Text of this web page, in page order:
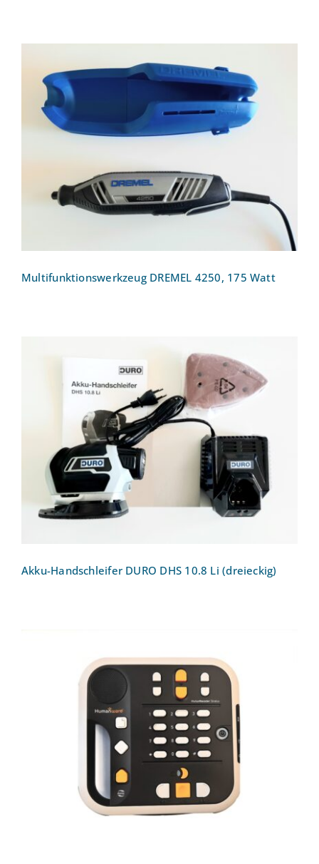
Multifunktionswerkzeug DREMEL 4250,
Multifunktionswerkzeug DREMEL 4250, 175 Watt
Akku-Handschleifer DURO DHS 10.8 Li
(dreieckig)
Akku-Handschleifer DURO DHS 10.8 Li (dreieckig)
Daisy-MP3-player Victor Reader Stratus
12M